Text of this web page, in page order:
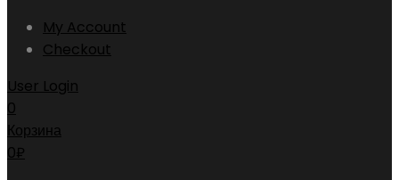
My Account
Checkout
User Login
0
Корзина
0₽